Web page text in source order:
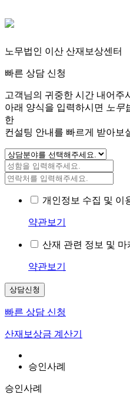
노무법인 이산 산재보상센터
빠른 상담 신청
고객님의 귀중한 시간 내어주
아래 양식을 입력하시면
노무
한
컨설팅 안내를 빠르게 받아보
개인정보 수집 및 이
약관보기
산재 관련 정보 및
약관보기
상담신청
빠른 상담 신청
산재보상금 계산기
승인사례
승인사례